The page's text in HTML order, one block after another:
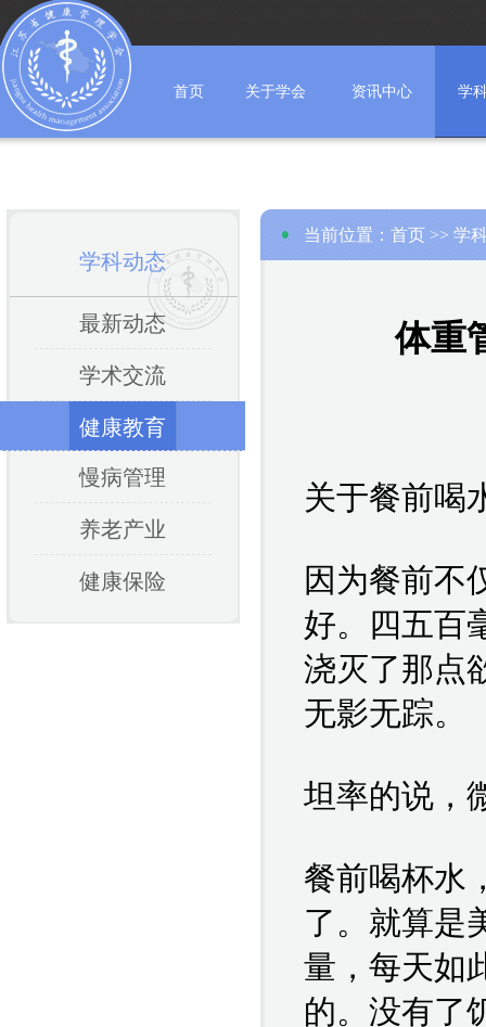
首页 关于学会 资讯中心 学
学科动态
最新动态
学术交流
健康教育
慢病管理
养老产业
健康保险
当前位置： 首页 >> 学
体重
关于餐前喝
因为餐前不
好。四五百
浇灭了那点
无影无踪。
坦率的说，
餐前喝杯水
了。就算是
量，每天如
的。没有了